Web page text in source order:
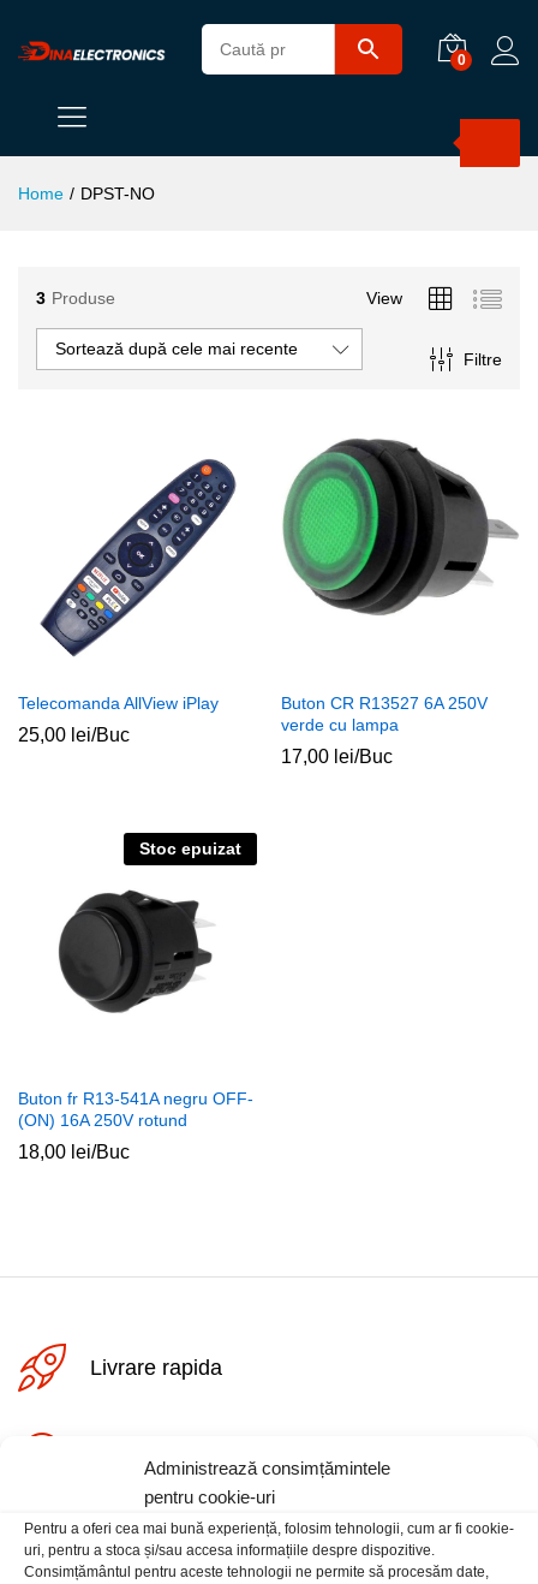
Administrează consimțămintele
pentru cookie-uri
Pentru a oferi cea mai bună experiență, folosim tehnologii, cum ar fi cookie-
uri, pentru a stoca și/sau accesa informațiile despre dispozitive.
Consimțământul pentru aceste tehnologii ne permite să procesăm date,
0
Home / DPST-NO
3 Produse View
Filtre
Sortează după cele mai recente
Telecomanda AllView iPlay
25,00 lei/Buc
Buton CR R13527 6A 250V
verde cu lampa
17,00 lei/Buc
Stoc epuizat
Buton fr R13-541A negru OFF-
(ON) 16A 250V rotund
18,00 lei/Buc
Livrare rapida
Plata securizata